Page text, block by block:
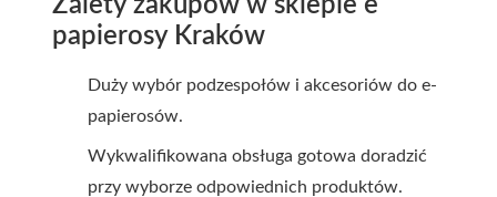
Zalety zakupów w sklepie e
papierosy Kraków
Duży wybór podzespołów i akcesoriów do e-
papierosów.
Wykwalifikowana obsługa gotowa doradzić
przy wyborze odpowiednich produktów.